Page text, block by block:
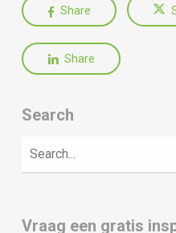
Share
Share
Search
Vraag een gratis